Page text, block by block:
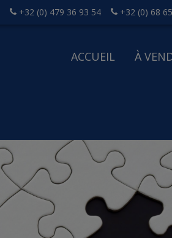
+32 (0) 479 36 93 54 +32 (0) 68
ACCUEIL À